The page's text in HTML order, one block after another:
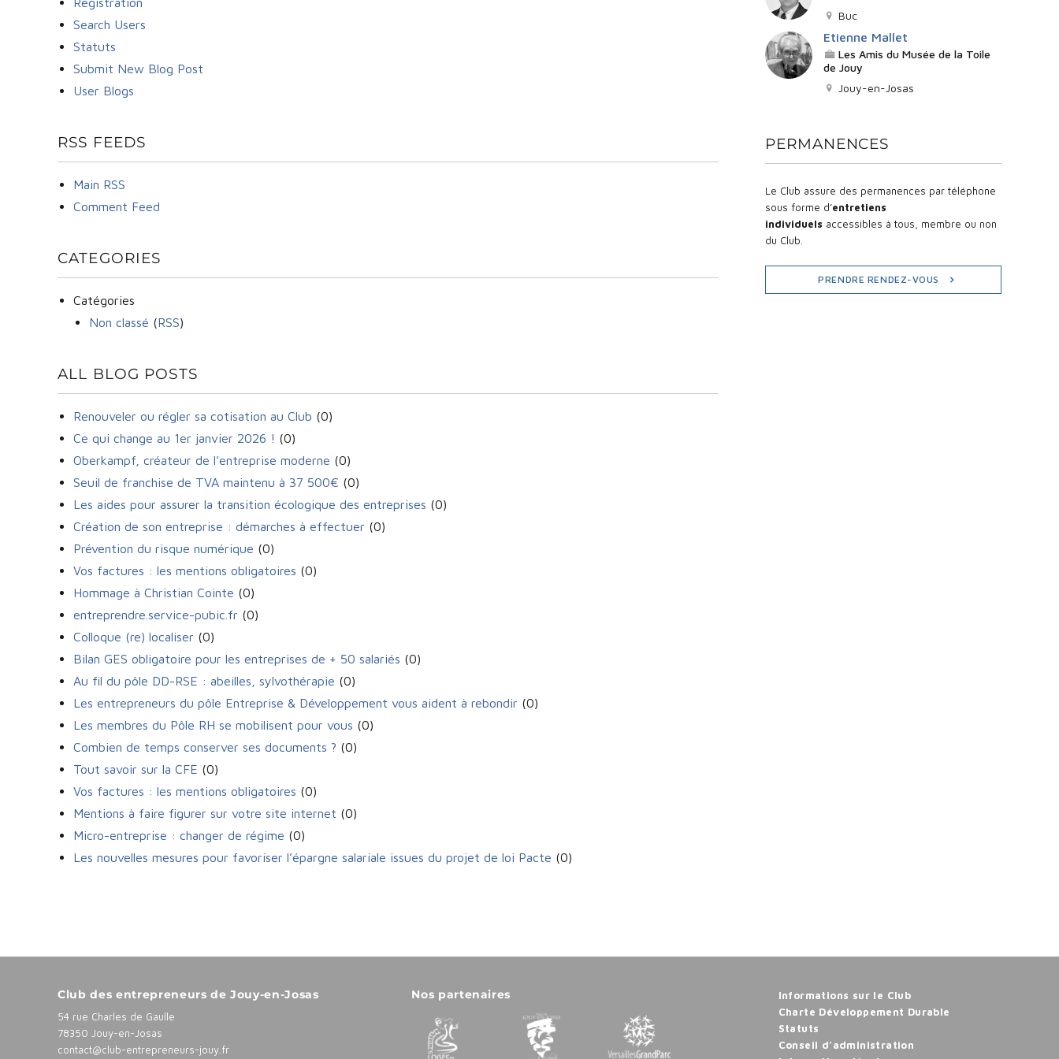
Search Users
Statuts
Submit New Blog Post
User Blogs
RSS FEEDS
Main RSS
Comment Feed
CATEGORIES
Catégories
Non classé (RSS)
ALL BLOG POSTS
Renouveler ou régler sa cotisation au Club (0)
Ce qui change au 1er janvier 2026 ! (0)
Oberkampf, créateur de l’entreprise moderne (0)
Seuil de franchise de TVA maintenu à 37 500€ (0)
Les aides pour assurer la transition écologique des entreprises (0)
Création de son entreprise : démarches à effectuer (0)
Prévention du risque numérique (0)
Vos factures : les mentions obligatoires (0)
Hommage à Christian Cointe (0)
entreprendre.service-pubic.fr (0)
Colloque (re) localiser (0)
Bilan GES obligatoire pour les entreprises de + 50 salariés (0)
Au fil du pôle DD-RSE : abeilles, sylvothérapie (0)
Les entrepreneurs du pôle Entreprise & Développement vous aident à rebondir (0)
Les membres du Pôle RH se mobilisent pour vous (0)
Combien de temps conserver ses documents ? (0)
Tout savoir sur la CFE (0)
Vos factures : les mentions obligatoires (0)
Mentions à faire figurer sur votre site internet (0)
Micro-entreprise : changer de régime (0)
Les nouvelles mesures pour favoriser l’épargne salariale issues du projet de loi Pacte (0)
Buc
Etienne Mallet
Les Amis du Musée de la Toile
de Jouy
Jouy-en-Josas
PERMANENCES
Le Club assure des permanences par téléphone
sous forme d’entretiens
individuels accessibles à tous, membre ou non
du Club.
PRENDRE RENDEZ-VOUS
Club des entrepreneurs de Jouy-en-Josas
54 rue Charles de Gaulle
78350 Jouy-en-Josas
contact@club-entrepreneurs-jouy.fr
Nos partenaires
Informations sur le Club
Charte Développement Durable
Statuts
Conseil d’administration